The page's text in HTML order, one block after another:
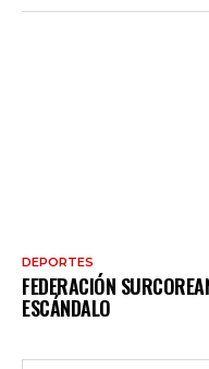
DEPORTES
FEDERACIÓN
ESCÁNDALO